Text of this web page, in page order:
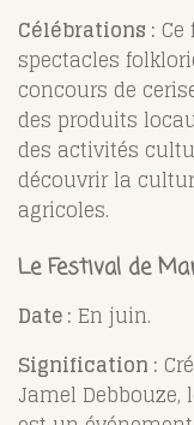
Célébrations :
spectacles
concours de
des produits
des activités
découvrir la
agricoles.
Le Festival de
Date : En juin.
Signification :
Jamel Debbouze,